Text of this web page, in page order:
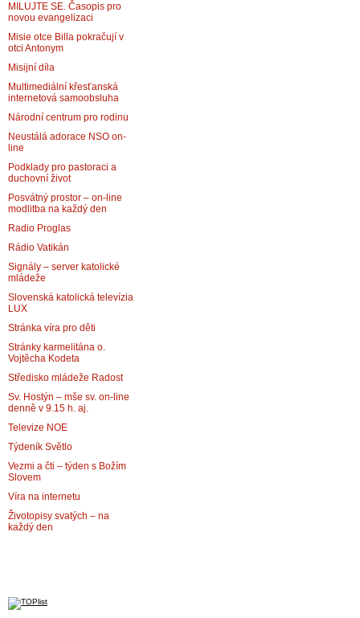
MILUJTE SE. Časopis pro
novou evangelizaci
Misie otce Billa pokračují v
otci Antonym
Misijní díla
Multimediální křesťanská
internetová samoobsluha
Národní centrum pro rodinu
Neustálá adorace NSO on-
line
Podklady pro pastoraci a
duchovní život
Posvátný prostor – on-line
modlitba na každý den
Radio Proglas
Rádio Vatikán
Signály – server katolické
mládeže
Slovenská katolická televízia
LUX
Stránka víra pro děti
Stránky karmelitána o.
Vojtěcha Kodeta
Středisko mládeže Radost
Sv. Hostýn – mše sv. on-line
denně v 9.15 h. aj.
Televize NOE
Týdeník Světlo
Vezmi a čti – týden s Božím
Slovem
Víra na internetu
Životopisy svatých – na
každý den